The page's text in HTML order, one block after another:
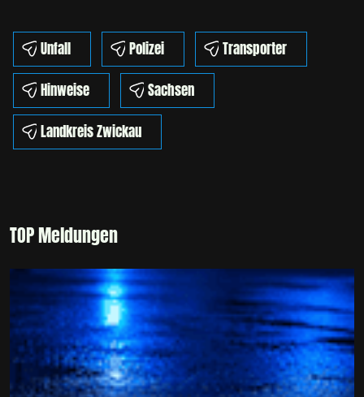
Unfall Polizei
Transporter
Hinweise
Sachsen
Landkreis Zwickau
TOP Meldungen